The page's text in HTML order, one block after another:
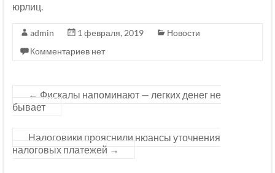
юрлиц.
admin 1 февраля, 2019
Новости
Комментариев нет
← Фискалы напоминают — легких денег не
бывает
Налоговики прояснили нюансы уточнения
налоговых платежей →